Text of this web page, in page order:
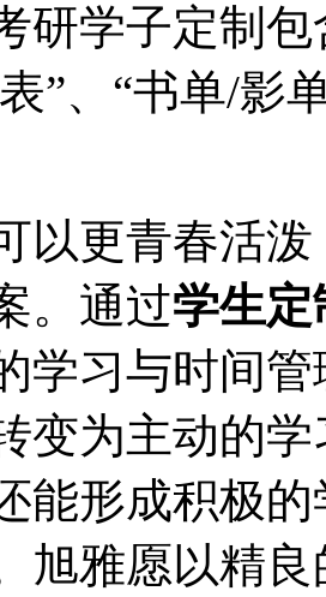
研学子定制
”、“书单/影
以更青春活
。通过学生
学习与时间
变为主动的
能形成积极
旭雅愿以精